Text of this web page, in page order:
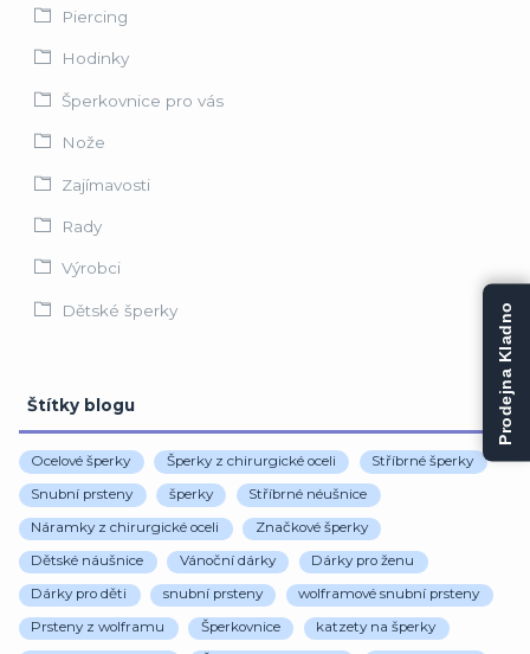
Piercing
Hodinky
Šperkovnice pro vás
Nože
Zajímavosti
Rady
Výrobci
Dětské šperky
Štítky blogu
Ocelové šperky Šperky z chirurgické oceli Stříbrné šperky
Snubní prsteny šperky Stříbrné néušnice
Náramky z chirurgické oceli Značkové šperky
Dětské náušnice Vánoční dárky Dárky pro ženu
Dárky pro děti snubní prsteny wolframové snubní prsteny
Prsteny z wolframu Šperkovnice katzety na šperky
Prodejna Kladno